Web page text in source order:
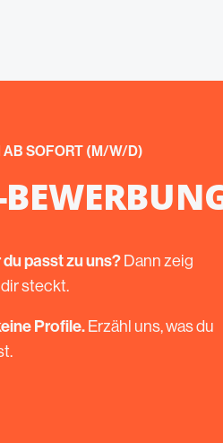
AB SOFORT (M/W/D)
passt zu uns?Dann zeig
dir steckt.
Profile.Erzähl uns, was du